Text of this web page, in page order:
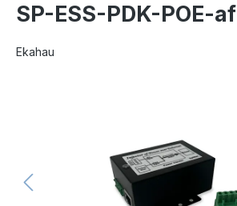
SP-ESS-PDK-POE-af
Ekahau